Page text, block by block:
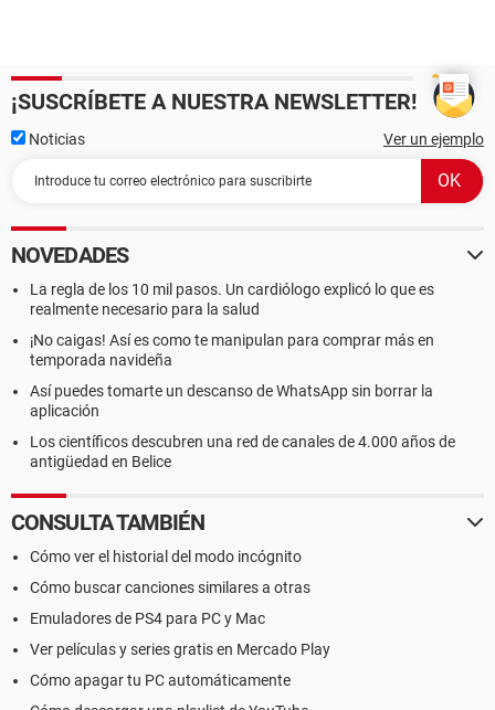
¡SUSCRÍBETE A NUESTRA NEWSLETTER!
Noticias Ver un ejemplo
NOVEDADES
La regla de los 10 mil pasos. Un cardiólogo explicó lo que es
realmente necesario para la salud
¡No caigas! Así es como te manipulan para comprar más en
temporada navideña
Así puedes tomarte un descanso de WhatsApp sin borrar la
aplicación
Los científicos descubren una red de canales de 4.000 años de
antigüedad en Belice
CONSULTA TAMBIÉN
Cómo ver el historial del modo incógnito
Cómo buscar canciones similares a otras
Emuladores de PS4 para PC y Mac
Ver películas y series gratis en Mercado Play
Cómo apagar tu PC automáticamente